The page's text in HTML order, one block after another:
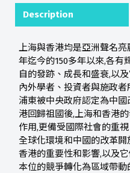
Description
上海與香港均是亞洲聲名
年迄今的150多年以來,各有
自的發跡、成長和盛衰,以
內外學者、投資者與施政
浦東被中央政府認定為中
港回歸祖國後,上海和香港
作用,更備受國際社會的重
全球化環境和中國的改革
香港的重要性和影響,以及
本位的競爭轉化為區域帶